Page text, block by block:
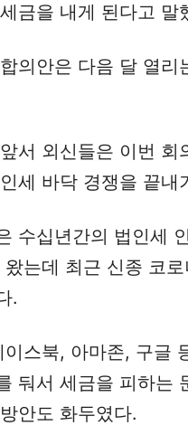
금을 내게 된다고 말
의안은 다음 달 열
서 외신들은 이번
세 바닥 경쟁을 끝내
수십년간의 법인세
왔는데 최근 신종 코
.
이스북, 아마존, 구글
둬서 세금을 피하는
안도 화두였다.